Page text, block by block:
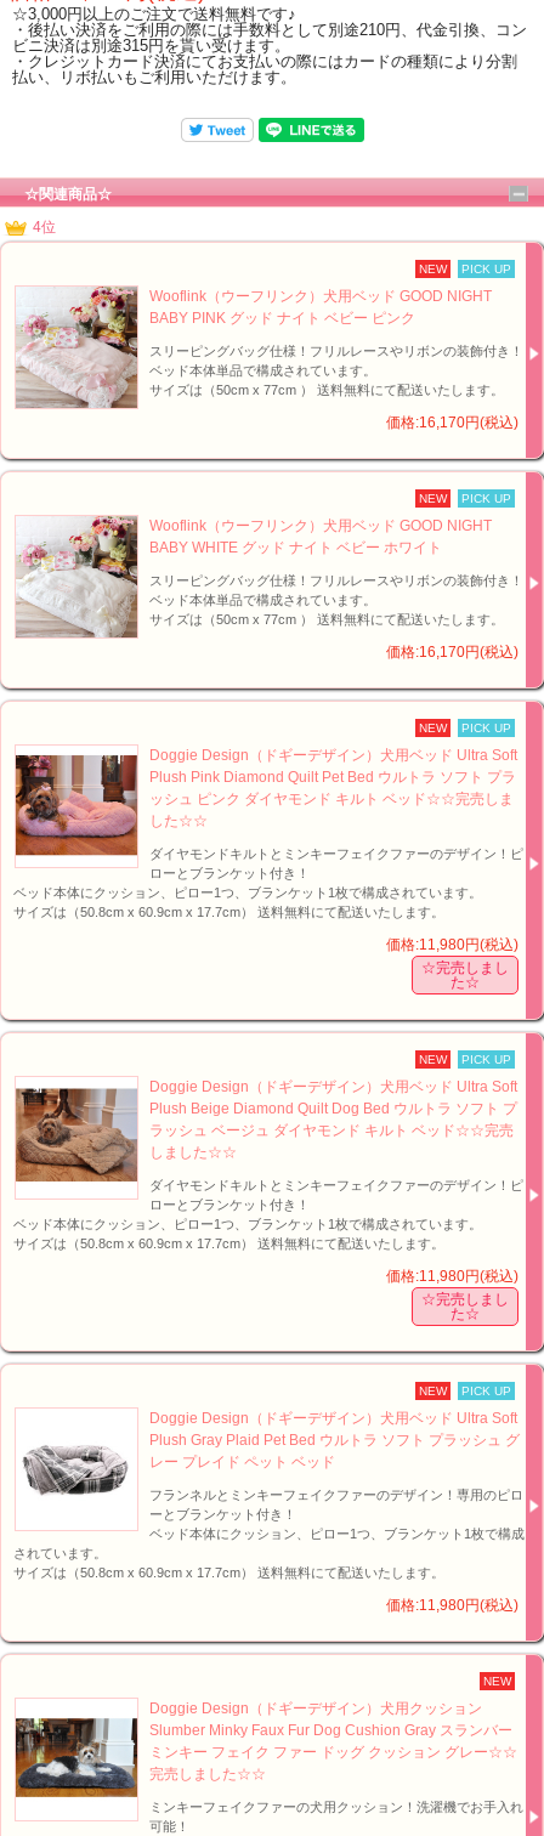
☆3,000円以上のご注文で送料無料です♪
・後払い決済をご利用の際には手数料として別途210円、代金引換、コン
ビニ決済は別途315円を貰い受けます。
・クレジットカード決済にてお支払いの際にはカードの種類により分割
払い、リボ払いもご利用いただけます。
☆関連商品☆
4位
NEW PICK UP
Wooflink（ウーフリンク）犬用ベッド GOOD NIGHT
BABY PINK グッド ナイト ベビー ピンク
スリーピングバッグ仕様！フリルレースやリボンの装飾付き！
ベッド本体単品で構成されています。
サイズは（50cm x 77cm ） 送料無料にて配送いたします。
価格:16,170円(税込)
NEW PICK UP
Wooflink（ウーフリンク）犬用ベッド GOOD NIGHT
BABY WHITE グッド ナイト ベビー ホワイト
スリーピングバッグ仕様！フリルレースやリボンの装飾付き！
ベッド本体単品で構成されています。
サイズは（50cm x 77cm ） 送料無料にて配送いたします。
価格:16,170円(税込)
NEW PICK UP
Doggie Design（ドギーデザイン）犬用ベッド Ultra Soft
Plush Pink Diamond Quilt Pet Bed ウルトラ ソフト プラ
ッシュ ピンク ダイヤモンド キルト ベッド☆☆完売しま
した☆☆
ダイヤモンドキルトとミンキーフェイクファーのデザイン！ピ
ローとブランケット付き！
ベッド本体にクッション、ピロー1つ、ブランケット1枚で構成されています。
サイズは（50.8cm x 60.9cm x 17.7cm） 送料無料にて配送いたします。
価格:11,980円(税込)
☆完売しまし
た☆
NEW PICK UP
Doggie Design（ドギーデザイン）犬用ベッド Ultra Soft
Plush Beige Diamond Quilt Dog Bed ウルトラ ソフト プ
ラッシュ ベージュ ダイヤモンド キルト ベッド☆☆完売
しました☆☆
ダイヤモンドキルトとミンキーフェイクファーのデザイン！ピ
ローとブランケット付き！
ベッド本体にクッション、ピロー1つ、ブランケット1枚で構成されています。
サイズは（50.8cm x 60.9cm x 17.7cm） 送料無料にて配送いたします。
価格:11,980円(税込)
☆完売しまし
た☆
NEW PICK UP
Doggie Design（ドギーデザイン）犬用ベッド Ultra Soft
Plush Gray Plaid Pet Bed ウルトラ ソフト プラッシュ グ
レー プレイド ペット ベッド
フランネルとミンキーフェイクファーのデザイン！専用のピロ
ーとブランケット付き！
ベッド本体にクッション、ピロー1つ、ブランケット1枚で構成
されています。
サイズは（50.8cm x 60.9cm x 17.7cm） 送料無料にて配送いたします。
価格:11,980円(税込)
NEW
Doggie Design（ドギーデザイン）犬用クッション
Slumber Minky Faux Fur Dog Cushion Gray スランバー
ミンキー フェイク ファー ドッグ クッション グレー☆☆
完売しました☆☆
ミンキーフェイクファーの犬用クッション！洗濯機でお手入れ
可能！